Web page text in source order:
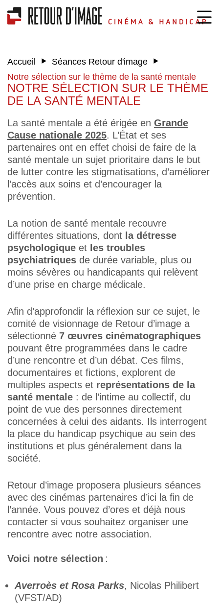
Accueil ‣ Séances Retour d'image ‣
Notre sélection sur le thème de la santé mentale
NOTRE SÉLECTION SUR LE THÈME
DE LA SANTÉ MENTALE
La santé mentale a été érigée en Grande
Cause nationale 2025. L’État et ses
partenaires ont en effet choisi de faire de la
santé mentale un sujet prioritaire dans le but
de lutter contre les stigmatisations, d’améliorer
l’accès aux soins et d’encourager la
prévention.
La notion de santé mentale recouvre
différentes situations, dont la détresse
psychologique et les troubles
psychiatriques de durée variable, plus ou
moins sévères ou handicapants qui relèvent
d’une prise en charge médicale.
Afin d’approfondir la réflexion sur ce sujet, le
comité de visionnage de Retour d’image a
sélectionné 7 œuvres cinématographiques
pouvant être programmées dans le cadre
d’une rencontre et d’un débat. Ces films,
documentaires et fictions, explorent de
multiples aspects et représentations de la
santé mentale : de l’intime au collectif, du
point de vue des personnes directement
concernées à celui des aidants. Ils interrogent
la place du handicap psychique au sein des
institutions et plus généralement dans la
société.
Retour d’image proposera plusieurs séances
avec des cinémas partenaires d’ici la fin de
l’année. Vous pouvez d’ores et déjà nous
contacter si vous souhaitez organiser une
rencontre avec notre association.
Voici notre sélection :
Averroès et Rosa Parks, Nicolas Philibert
(VFST/AD)